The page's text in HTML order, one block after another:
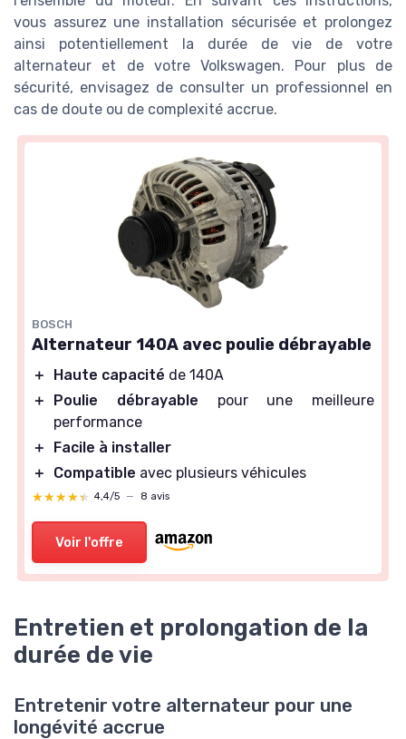
vous assurez une installation sécurisée et prolongez
ainsi potentiellement la durée de vie de votre
alternateur et de votre Volkswagen. Pour plus de
sécurité, envisagez de consulter un professionnel en
cas de doute ou de complexité accrue.
BOSCH
Alternateur 140A avec poulie débrayable
＋ Haute capacité de 140A
＋
Poulie débrayable pour une meilleure
performance
＋
Facile à installer
＋
Compatible avec plusieurs véhicules
★★★★★
★★★★★ 4,4/5 — 8 avis
Voir l'offre
Entretien et prolongation de la
durée de vie
Entretenir votre alternateur pour une
longévité accrue